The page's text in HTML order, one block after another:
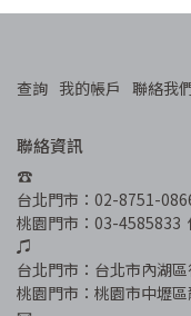
查詢 我的帳戶 聯絡我
聯絡資訊
☎︎
台北門市：02-8751-
桃園門市：03-4585833
♫
台北門市：台北市內湖
桃園門市：桃園市中壢